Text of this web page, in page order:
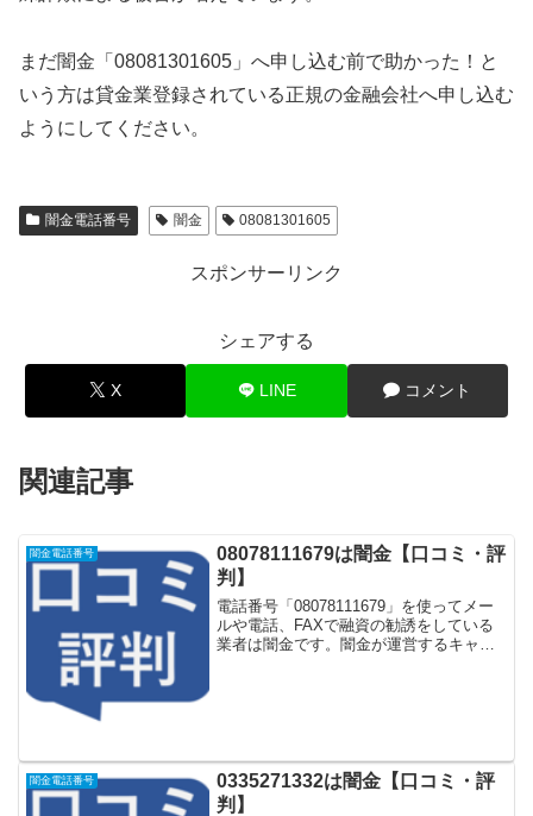
まだ闇金「08081301605」へ申し込む前で助かった！と
いう方は貸金業登録されている正規の金融会社へ申し込む
ようにしてください。
闇金電話番号 闇金 08081301605
スポンサーリンク
シェアする
X LINE コメント
関連記事
闇金電話番号
08078111679は闇金【口コミ・評
判】
電話番号「08078111679」を使ってメー
ルや電話、FAXで融資の勧誘をしている
業者は闇金です。闇金が運営するキャッ
闇金電話番号
0335271332は闇金【口コミ・評
判】